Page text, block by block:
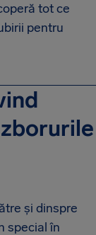
tot ce
pentru
și dinspre
special în